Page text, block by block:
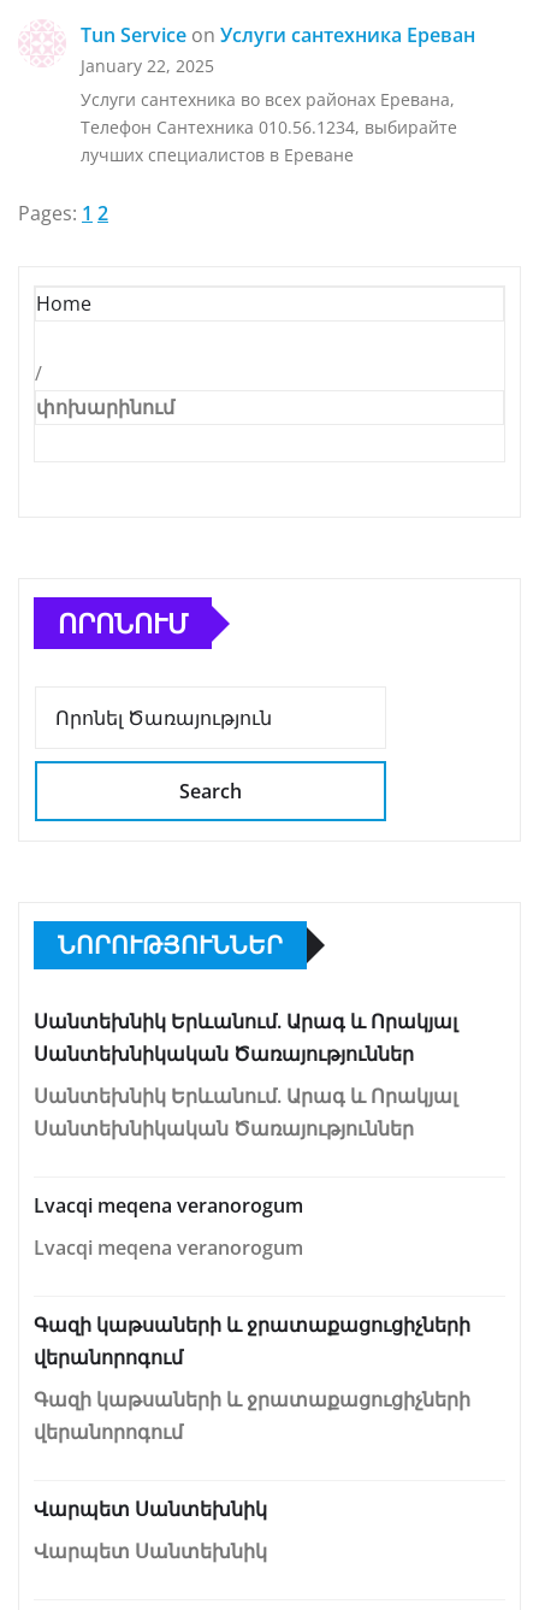
Tun Service on Услуги сантехника Ереван
January 22, 2025
Услуги сантехника во всех районах Еревана,
Телефон Сантехника 010.56.1234, выбирайте
лучших специалистов в Ереване
Pages: 1 2
Home
/
փոխարինում
ՈՐՈՆՈՒՄ
Search
ՆՈՐՈՒԹՅՈՒՆՆԵՐ
Սանտեխնիկ Երևանում. Արագ և Որակյալ
Սանտեխնիկական Ծառայություններ
Սանտեխնիկ Երևանում. Արագ և Որակյալ
Սանտեխնիկական Ծառայություններ
Lvacqi meqena veranorogum
Lvacqi meqena veranorogum
Գազի կաթսաների և ջրատաքացուցիչների
վերանորոգում
Գազի կաթսաների և ջրատաքացուցիչների
վերանորոգում
Վարպետ Սանտեխնիկ
Վարպետ Սանտեխնիկ